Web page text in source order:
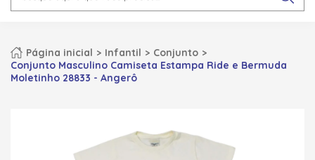
Página inicial Infantil
Conjunto
Conjunto Masculino Camiseta Estampa Ride e Bermuda
Moletinho 28833 - Angerô